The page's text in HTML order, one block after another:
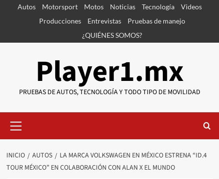
SaltarAutos Motorsport Motos Noticias Tecnología
Videos
Producciones
Entrevistas
Pruebas de manejo
¿QUIÉNES SOMOS?
Player1.mx
PRUEBAS DE AUTOS, TECNOLOGÍA Y TODO TIPO DE MOVILIDAD
primario
INICIO AUTOS
LA MARCA VOLKSWAGEN EN MÉXICO ESTRENA “ID.4
TOUR MÉXICO” EN COLABORACIÓN CON ALAN X EL MUNDO